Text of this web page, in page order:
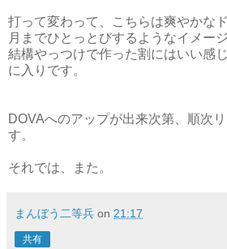
打って変わって、こちらは爽やかな
月までひとっとびするようなイメー
結構やっつけで作った割にはいい感
に入りです。
DOVAへのアップが出来次第、順次
す。
それでは、また。
まんぼう二等兵 on 21:17
共有